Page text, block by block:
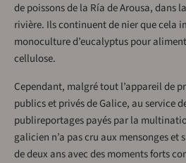
de poissons de la Ría de Arousa, dans
rivière. Ils continuent de nier que cela
monoculture d’eucalyptus pour
cellulose.
Cependant, malgré tout l’appareil de
publics et privés de Galice, au service
publireportages payés par la
galicien n’a pas cru aux mensonges et
de deux ans avec des moments forts